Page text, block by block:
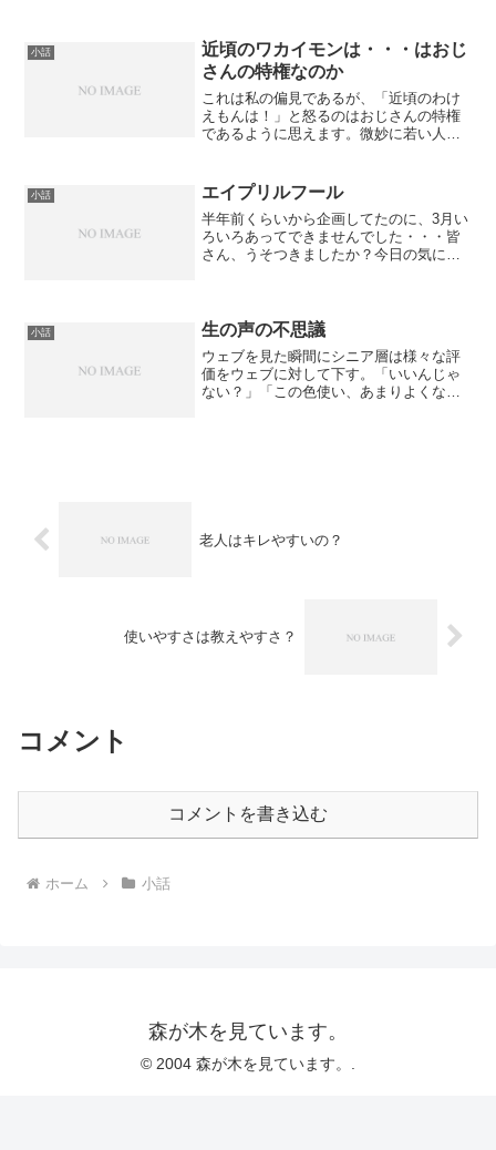
ょっとした恐怖が生まれてくる。シニア
層を見ていると、第一の...
小話
近頃のワカイモンは・・・はおじ
さんの特権なのか
これは私の偏見であるが、「近頃のわけ
えもんは！」と怒るのはおじさんの特権
であるように思えます。微妙に若い人が
こえるし、自分が若くない事を堂々と主
張するようにも聞こえてし...
小話 エイプリルフール
半年前くらいから企画してたのに、3月い
ろいろあってできませんでした・・・皆
さん、うそつきましたか？今日の気にな
すいわゆる「引きこ...
小話 生の声の不思議
ウェブを見た瞬間にシニア層は様々な評
価をウェブに対して下す。「いいんじゃ
ない？」「この色使い、あまりよくない
老人はキレやすいの？
使いやすさは教えやすさ？
コメント
コメントを書き込む
ホーム 小話
森が木を見ています。
© 2004 森が木を見ています。.